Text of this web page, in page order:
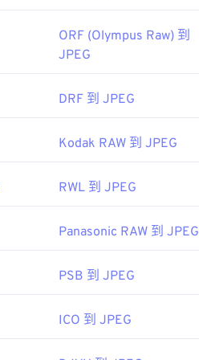
ORF (Olympus Raw) 到
JPEG
DRF 到 JPEG
Kodak RAW 到 JPEG
RWL 到 JPEG
Panasonic RAW 到 JPEG
PSB 到 JPEG
ICO 到 JPEG